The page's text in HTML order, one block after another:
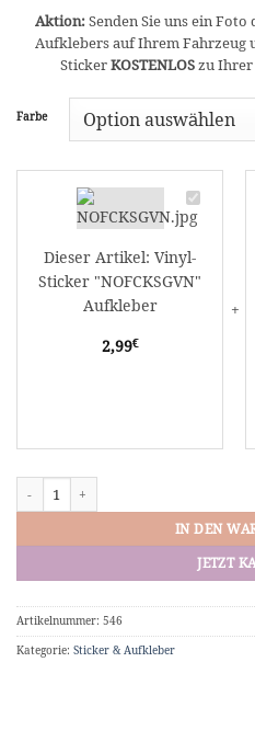
Aktion:Senden Sie uns ein Foto
Aufklebers auf Ihrem Fahrzeug
StickerKOSTENLOSzu Ihrer
Farbe
Vinyl-
Sticker
Aufkleber
Dieser Artikel: Vinyl-
Sticker "NOFCKSGVN"
Aufkleber
2,99€
IN DEN
JETZT
Artikelnummer: 546
Kategorie: Sticker & Aufkleber